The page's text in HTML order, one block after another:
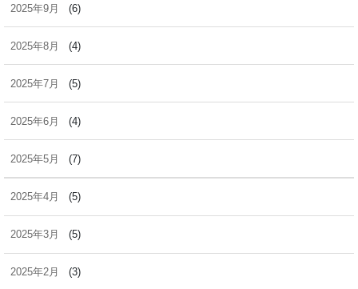
2025年9月 (6)
2025年8月 (4)
2025年7月 (5)
2025年6月 (4)
2025年5月 (7)
2025年4月 (5)
2025年3月 (5)
2025年2月 (3)